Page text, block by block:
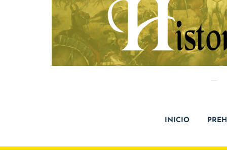
INICIO